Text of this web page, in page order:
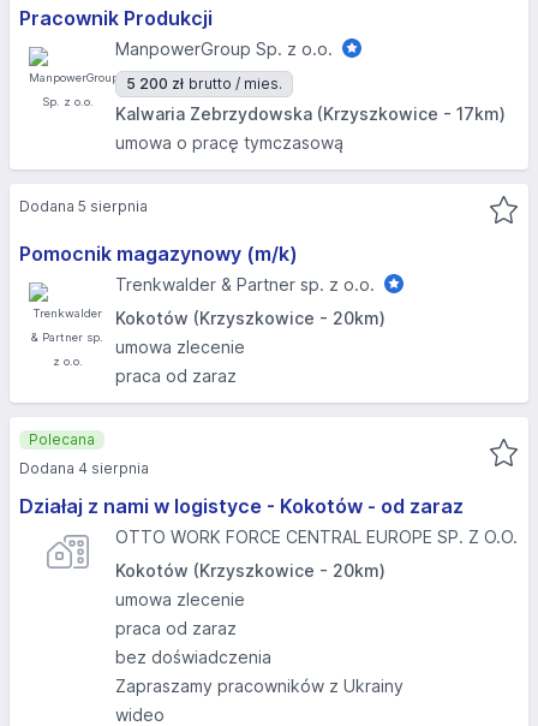
Pracownik Produkcji
ManpowerGroup Sp. z o.o.
5 200 zł brutto / mies.
Kalwaria Zebrzydowska (Krzyszkowice - 17km)
umowa o pracę tymczasową
Pomocnik magazynowy (m/k)
Trenkwalder & Partner sp. z o.o.
Kokotów (Krzyszkowice - 20km)
umowa zlecenie
praca od zaraz
Dodana 5 sierpnia
Działaj z nami w logistyce - Kokotów - od zaraz
OTTO WORK FORCE CENTRAL EUROPE SP. Z O.O.
Kokotów (Krzyszkowice - 20km)
umowa zlecenie
praca od zaraz
bez doświadczenia
Zapraszamy pracowników z Ukrainy
wideo
Polecana
Dodana 4 sierpnia